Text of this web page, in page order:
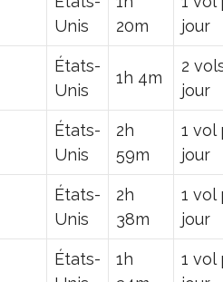
Unis
20m
jour
États-
Unis
1h 4m
2
jour
États-
Unis
2h
59m
1 vol
jour
États-
Unis
2h
38m
1 vol
jour
États-
1h
1 vol